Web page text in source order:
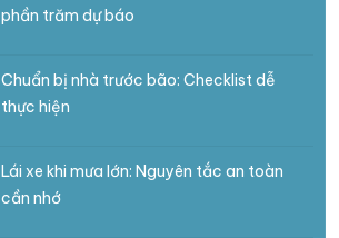
phần trăm dự báo
Chuẩn bị nhà trước bão: Checklist dễ
thực hiện
Lái xe khi mưa lớn: Nguyên tắc an toàn
cần nhớ